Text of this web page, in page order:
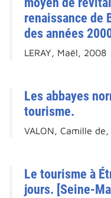
renaissance de
des années
LERAY, Maël, 2008
Les abbayes
tourisme.
VALON, Camille
Le tourisme à
jours. [Seine-